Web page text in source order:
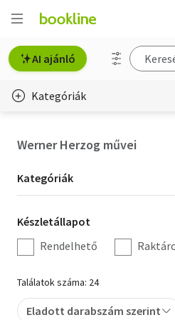
AI ajánló
Kategóriák
Hobbi, szabadidő
Irodalom
Művészet
Szakkönyv
Werner Herzog művei
Kategória
szűrés
Kategóriák
Készletállapot
szűrés
Készletállapot
Rendelhető
Találatok száma: 24
Eladott darabszám szerint